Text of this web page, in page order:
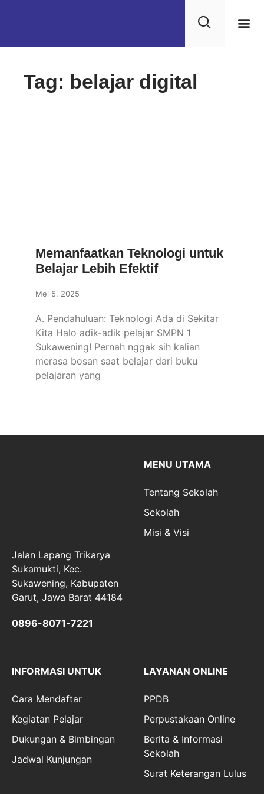
Tag: belajar digital
Memanfaatkan Teknologi untuk
Belajar Lebih Efektif
Mei 5, 2025
A. Pendahuluan: Teknologi Ada di Sekitar
Kita Halo adik-adik pelajar SMPN 1
Sukawening! Pernah nggak sih kalian
merasa bosan saat belajar dari buku
pelajaran yang
Jalan Lapang Trikarya
Sukamukti, Kec.
Sukawening, Kabupaten
Garut, Jawa Barat 44184
0896-8071-7221
MENU UTAMA
Tentang Sekolah
Sekolah
Misi & Visi
INFORMASI UNTUK
Cara Mendaftar
Kegiatan Pelajar
Dukungan & Bimbingan
Jadwal Kunjungan
LAYANAN ONLINE
PPDB
Perpustakaan Online
Berita & Informasi
Sekolah
Surat Keterangan Lulus